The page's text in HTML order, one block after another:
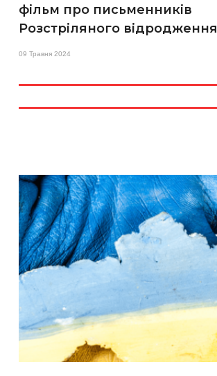
фільм про письменників
Розстріляного відродження
09 Травня 2024